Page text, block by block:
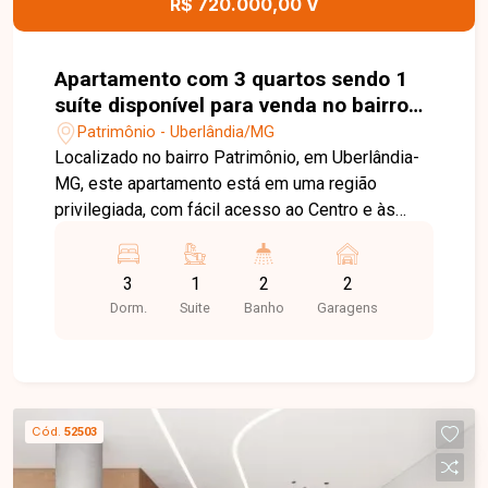
R$ 720.000,00 V
Apartamento com 3 quartos sendo 1
suíte disponível para venda no bairro
Patrimônio em Uberlândia-MG
Patrimônio - Uberlândia/MG
Localizado no bairro Patrimônio, em Uberlândia-
MG, este apartamento está em uma região
privilegiada, com fácil acesso ao Centro e às
excelente infraestrutura, estando próximo a
supermercados, escolas, universidades,
restaurantes, farmácias e diversos serviços,
sendo 02 suítes, incluindo uma suíte máster com
sacada e ar-condicionado instalado, além de
banheiro social, cozinha funcional, área de
3
Dorm.
1
Suite
2
Banho
2
Garagens
Cód. 52503